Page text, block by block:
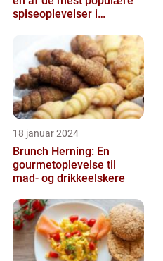
spiseoplevelser i
18 januar 2024
Brunch Herning: En
gourmetoplevelse til
mad- og drikkeelskere